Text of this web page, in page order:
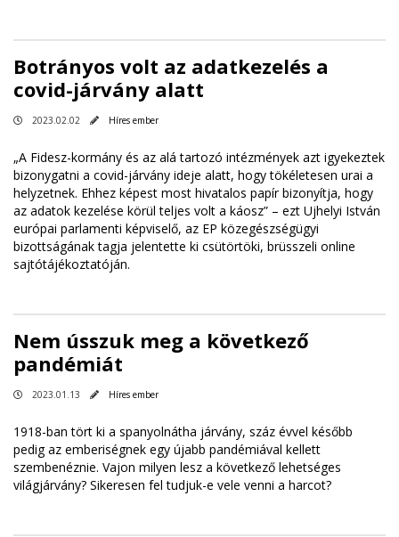
Botrányos volt az adatkezelés a
covid-járvány alatt
2023.02.02 Híres ember
„A Fidesz-kormány és az alá tartozó intézmények azt igyekeztek
bizonygatni a covid-járvány ideje alatt, hogy tökéletesen urai a
helyzetnek. Ehhez képest most hivatalos papír bizonyítja, hogy
az adatok kezelése körül teljes volt a káosz” – ezt Ujhelyi István
európai parlamenti képviselő, az EP közegészségügyi
bizottságának tagja jelentette ki csütörtöki, brüsszeli online
sajtótájékoztatóján.
Nem ússzuk meg a következő
pandémiát
2023.01.13 Híres ember
1918-ban tört ki a spanyolnátha járvány, száz évvel később
pedig az emberiségnek egy újabb pandémiával kellett
szembenéznie. Vajon milyen lesz a következő lehetséges
világjárvány? Sikeresen fel tudjuk-e vele venni a harcot?